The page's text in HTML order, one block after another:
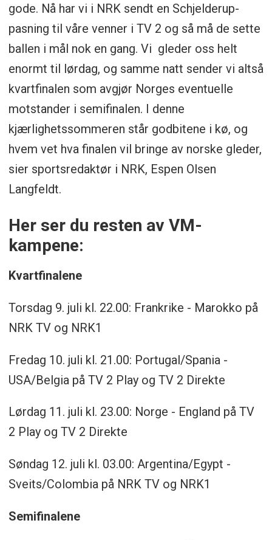
gode. Nå har vi i NRK sendt en Schjelderup-
pasning til våre venner i TV 2 og så må de sette
ballen i mål nok en gang. Vi gleder oss helt
enormt til lørdag, og samme natt sender vi altså
kvartfinalen som avgjør Norges eventuelle
motstander i semifinalen. I denne
kjærlighetssommeren står godbitene i kø, og
hvem vet hva finalen vil bringe av norske gleder,
sier sportsredaktør i NRK, Espen Olsen
Langfeldt.
Her ser du resten av VM-
kampene:
Kvartfinalene
Torsdag 9. juli kl. 22.00: Frankrike - Marokko på
NRK TV og NRK1
Fredag 10. juli kl. 21.00: Portugal/Spania -
USA/Belgia på TV 2 Play og TV 2 Direkte
Lørdag 11. juli kl. 23.00: Norge - England på TV
2 Play og TV 2 Direkte
Søndag 12. juli kl. 03.00: Argentina/Egypt -
Sveits/Colombia på NRK TV og NRK1
Semifinalene